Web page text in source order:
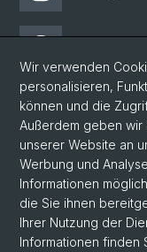
Facebook
Newsletter
© Universität Basel
Wir verwenden
personalisieren,
können und die
Außerdem geben wir
unserer Website an
Werbung und
Informationen
die Sie ihnen
Ihrer Nutzung der
Informationen finden